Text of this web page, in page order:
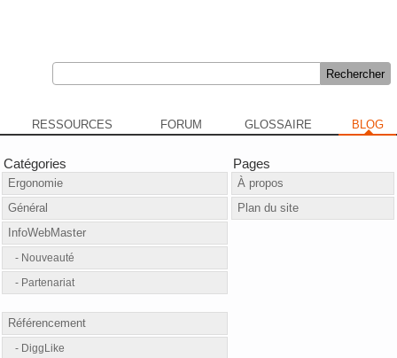
RESSOURCES FORUM GLOSSAIRE BLOG
Catégories
Ergonomie
Général
InfoWebMaster
Nouveauté
Partenariat
Référencement
DiggLike
Pages
À propos
Plan du site